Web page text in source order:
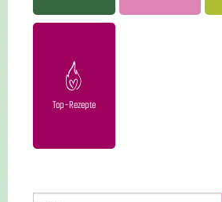
Top-Rezepte